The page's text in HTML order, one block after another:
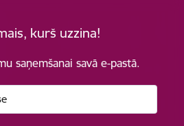
kurš uzzina!
saņemšanai savā e-pastā.